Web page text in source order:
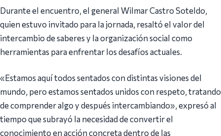
Durante el encuentro, el general Wilmar Castro Soteldo,
quien estuvo invitado para la jornada, resaltó el valor del
intercambio de saberes y la organización social como
herramientas para enfrentar los desafíos actuales.
«Estamos aquí todos sentados con distintas visiones del
mundo, pero estamos sentados unidos con respeto, tratando
de comprender algo y después intercambiando», expresó al
tiempo que subrayó la necesidad de convertir el
conocimiento en acción concreta dentro de las